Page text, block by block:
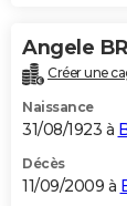
Angele
Créer une
Naissance
31/08/1923 à
Décès
11/09/2009 à